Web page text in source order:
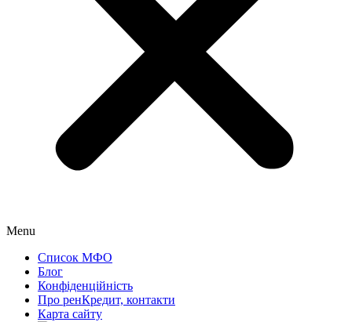
Menu
Список МФО
Блог
Конфіденційність
Про ренКредит, контакти
Карта сайту